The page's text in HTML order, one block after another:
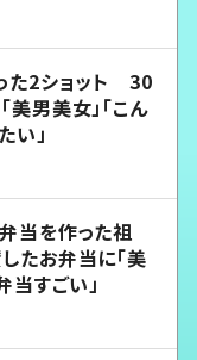
た2ショット 30
男美女」「こん
い」
当を作った祖
お弁当に「美
当すごい」